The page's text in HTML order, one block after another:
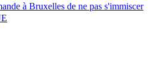
à Bruxelles de ne pas s'immiscer